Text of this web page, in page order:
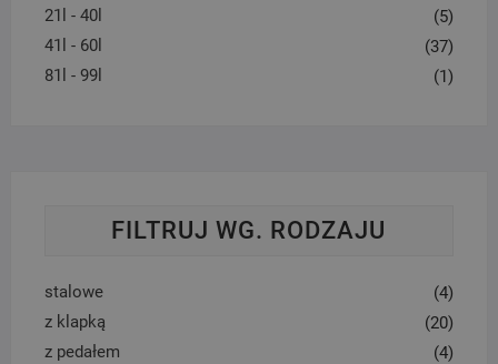
21l - 40l
(5)
41l - 60l
(37)
81l - 99l
(1)
FILTRUJ WG. RODZAJU
stalowe
(4)
z klapką
(20)
z pedałem
(4)